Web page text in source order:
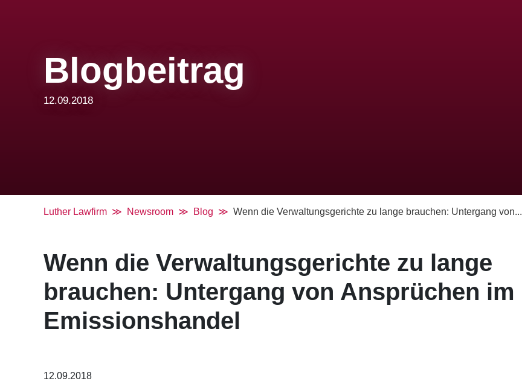
Blogbeitrag
12.09.2018
Luther Lawfirm Newsroom Blog Wenn die Verwaltungsgerichte zu lange brauchen: Untergang von...
Wenn die Verwaltungsgerichte zu lange
brauchen: Untergang von Ansprüchen im
Emissionshandel
12.09.2018